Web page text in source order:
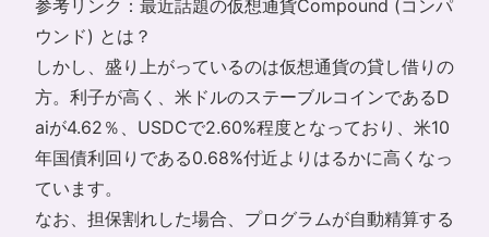
参考リンク： 最近話題の仮想通貨Compound (コンパ
ウンド) とは ？
しかし、盛り上がっているのは仮想通貨の貸し借りの
方。利子が高く、米ドルのステーブルコインであるD
aiが4.62％、USDCで2.60%程度となっており、米10
年国債利回りである0.68%付近よりはるかに高くなっ
ています。
なお、担保割れした場合、プログラムが自動精算する